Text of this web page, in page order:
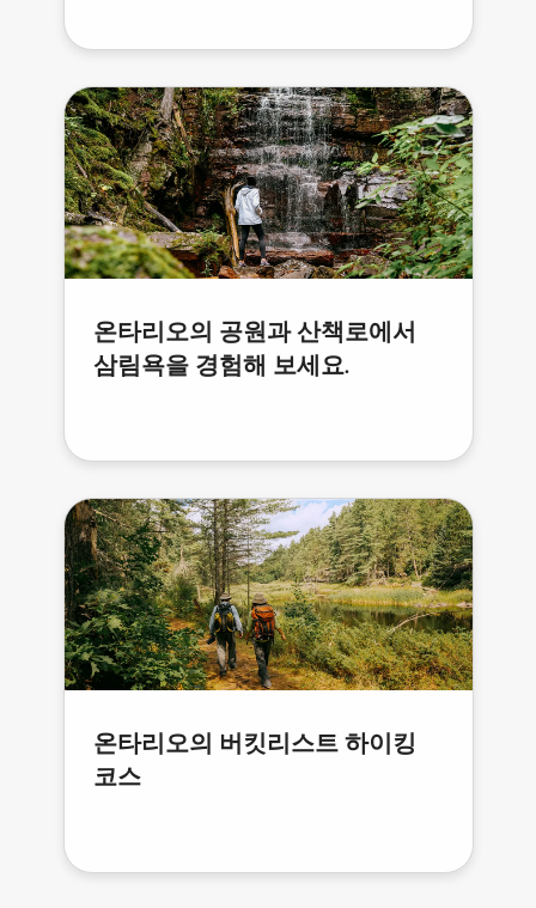
온타리오의 공원과 산책로에서
삼림욕을 경험해 보세요.
온타리오의 버킷리스트 하이킹
코스